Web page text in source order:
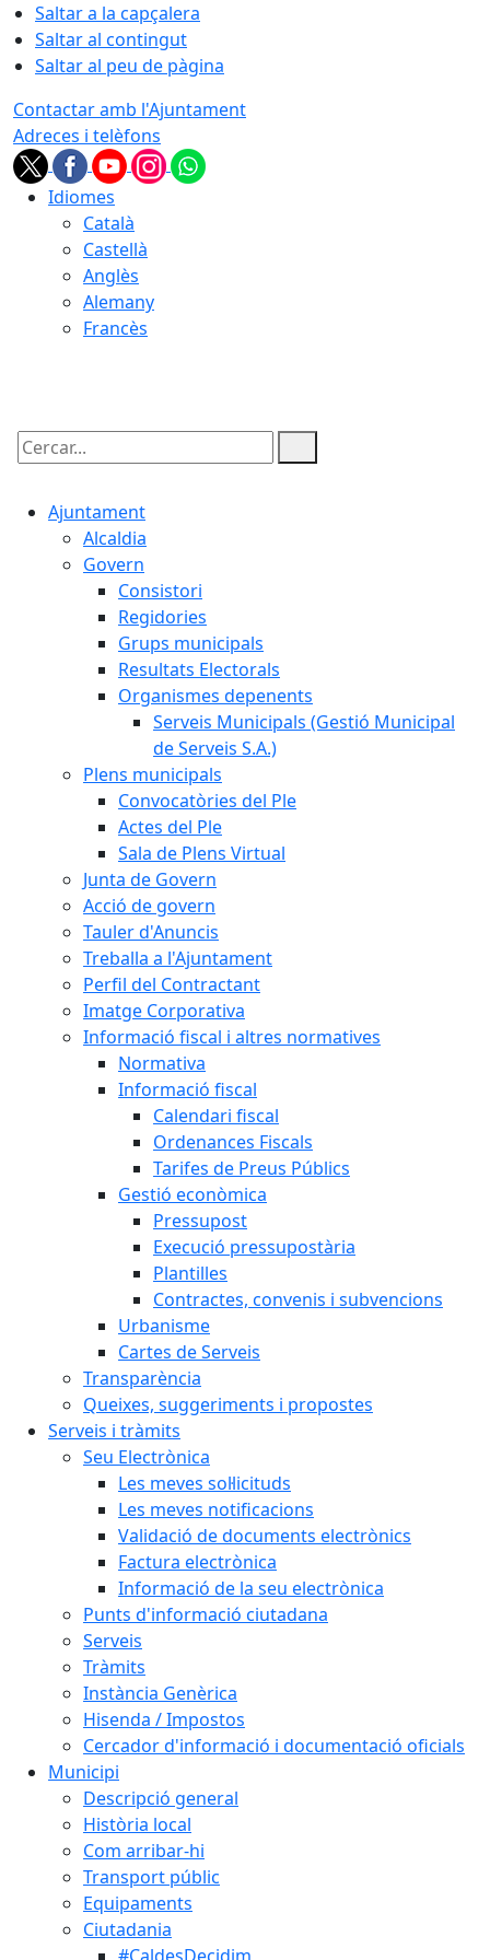
Saltar a la capçalera
Saltar al contingut
Saltar al peu de pàgina
Contactar amb l'Ajuntament
Adreces i telèfons
Idiomes
Català
Castellà
Anglès
Alemany
Francès
Cercar:
Ajuntament
Alcaldia
Govern
Consistori
Regidories
Grups municipals
Resultats Electorals
Organismes depenents
Serveis Municipals (Gestió Municipal
de Serveis S.A.)
Plens municipals
Convocatòries del Ple
Actes del Ple
Sala de Plens Virtual
Junta de Govern
Acció de govern
Tauler d'Anuncis
Treballa a l'Ajuntament
Perfil del Contractant
Imatge Corporativa
Informació fiscal i altres normatives
Normativa
Informació fiscal
Calendari fiscal
Ordenances Fiscals
Tarifes de Preus Públics
Gestió econòmica
Pressupost
Execució pressupostària
Plantilles
Contractes, convenis i subvencions
Urbanisme
Cartes de Serveis
Transparència
Queixes, suggeriments i propostes
Serveis i tràmits
Seu Electrònica
Les meves sol·licituds
Les meves notificacions
Validació de documents electrònics
Factura electrònica
Informació de la seu electrònica
Punts d'informació ciutadana
Serveis
Tràmits
Instància Genèrica
Hisenda / Impostos
Cercador d'informació i documentació oficials
Municipi
Descripció general
Història local
Com arribar-hi
Transport públic
Equipaments
Ciutadania